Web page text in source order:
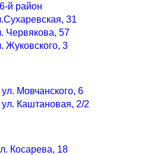
й район
31
Червякова, 57
Жуковского, 3
ул. Мовчанского, 6
ул. Каштановая, 2/2
Косарева, 18